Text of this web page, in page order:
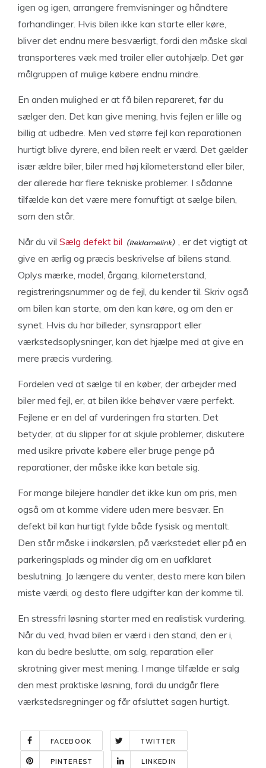
igen og igen, arrangere fremvisninger og håndtere
forhandlinger. Hvis bilen ikke kan starte eller køre,
bliver det endnu mere besværligt, fordi den måske skal
transporteres væk med trailer eller autohjælp. Det gør
målgruppen af mulige købere endnu mindre.
En anden mulighed er at få bilen repareret, før du
sælger den. Det kan give mening, hvis fejlen er lille og
billig at udbedre. Men ved større fejl kan reparationen
hurtigt blive dyrere, end bilen reelt er værd. Det gælder
især ældre biler, biler med høj kilometerstand eller biler,
der allerede har flere tekniske problemer. I sådanne
tilfælde kan det være mere fornuftigt at sælge bilen,
som den står.
Når du vil Sælg defekt bil
, er det vigtigt at
give en ærlig og præcis beskrivelse af bilens stand.
Oplys mærke, model, årgang, kilometerstand,
registreringsnummer og de fejl, du kender til. Skriv også
om bilen kan starte, om den kan køre, og om den er
synet. Hvis du har billeder, synsrapport eller
værkstedsoplysninger, kan det hjælpe med at give en
mere præcis vurdering.
Fordelen ved at sælge til en køber, der arbejder med
biler med fejl, er, at bilen ikke behøver være perfekt.
Fejlene er en del af vurderingen fra starten. Det
betyder, at du slipper for at skjule problemer, diskutere
med usikre private købere eller bruge penge på
reparationer, der måske ikke kan betale sig.
For mange bilejere handler det ikke kun om pris, men
også om at komme videre uden mere besvær. En
defekt bil kan hurtigt fylde både fysisk og mentalt.
Den står måske i indkørslen, på værkstedet eller på en
parkeringsplads og minder dig om en uafklaret
beslutning. Jo længere du venter, desto mere kan bilen
miste værdi, og desto flere udgifter kan der komme til.
En stressfri løsning starter med en realistisk vurdering.
Når du ved, hvad bilen er værd i den stand, den er i,
kan du bedre beslutte, om salg, reparation eller
skrotning giver mest mening. I mange tilfælde er salg
den mest praktiske løsning, fordi du undgår flere
værkstedsregninger og får afsluttet sagen hurtigt.
FACEBOOK TWITTER
PINTEREST LINKEDIN